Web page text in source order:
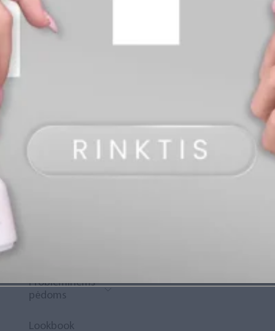
Prisijungti
Rewards“
Probleminėms
pėdoms
Lookbook